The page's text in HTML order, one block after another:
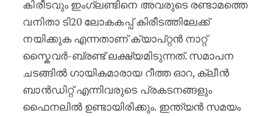
കിരീടവും ഇംഗ്ലണ്ടിനെ അവരുടെ രണ്ടാമത്തെ
വനിതാ ടി20 ലോകകപ്പ് കിരീടത്തിലേക്ക്
നയിക്കുക എന്നതാണ് ക്യാപ്റ്റൻ നാറ്റ്
സ്കൈവർ-ബ്രണ്ട് ലക്ഷ്യമിടുന്നത്. സമാപന
ചടങ്ങിൽ ഗായികമാരായ റീത്ത ഓറ, ക്ലീൻ
ബാൻഡിറ്റ് എന്നിവരുടെ പ്രകടനങ്ങളും
ഫൈനലിൽ ഉണ്ടായിരിക്കും. ഇന്ത്യൻ സമയം